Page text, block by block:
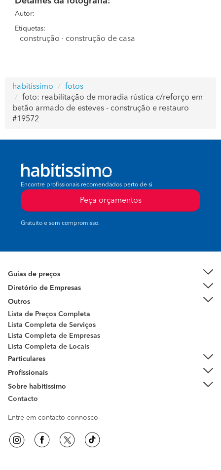
Autor:
Etiquetas:
construção · construção de casa
habitissimo
fotos
foto: reabilitação de moradia rústica c/reforço em
betão armado de esteves - construção e restauro
#19572
Encontre profissionais recomendados perto de si
Peça orçamentos
Gratuito e sem compromisso.
Guias de preços
Diretório de Empresas
Outros
Lista de Preços Completa
Lista Completa de Serviços
Lista Completa de Empresas
Lista Completa de Locais
Particulares
Profissionais
Sobre habitissimo
Contacto
Entre em contacto connosco